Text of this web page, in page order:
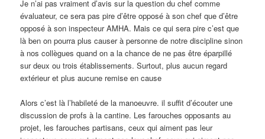
Je n’ai pas vraiment d’avis sur la question du chef comme
évaluateur, ce sera pas pire d’être opposé à son chef que d’être
opposé à son inspecteur AMHA. Mais ce qui sera pire c’est que
là ben on pourra plus causer à personne de notre discipline sinon
à nos collègues quand on a la chance de ne pas être éparpillé
sur deux ou trois établissements. Surtout, plus aucun regard
extérieur et plus aucune remise en cause
Alors c’est là l’habileté de la manoeuvre. il suffit d’écouter une
discussion de profs à la cantine. Les farouches opposants au
projet, les farouches partisans, ceux qui aiment pas leur